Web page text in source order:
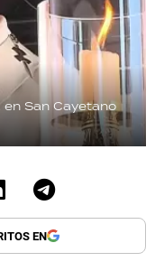
San Cayetano
EN